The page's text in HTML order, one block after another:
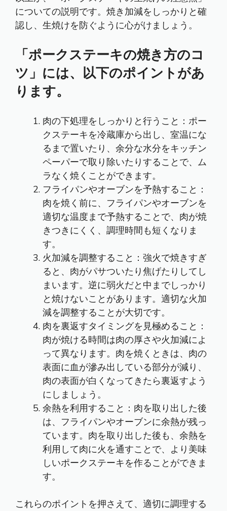
についての説明です。焼き加減をしっかりと確
認し、生焼けを防ぐように心がけましょう。
「ポークステーキの焼き方のコ
ツ」には、以下のポイントがあ
ります。
肉の下処理をしっかりと行うこと：ポー
クステーキを冷蔵庫から出し、室温にな
るまで置いたり、余分な水分をキッチン
ペーパーで取り除いたりすることで、ム
ラなく焼くことができます。
フライパンやオーブンを予熱すること：
肉を焼く前に、フライパンやオーブンを
適切な温度まで予熱することで、肉が焼
きつきにくく、調理時間も短くなりま
す。
火加減を調整すること：強火で焼きすぎ
ると、肉がパサついたり焦げたりしてし
まいます。逆に弱火だと中までしっかり
と焼けないことがあります。適切な火加
減を調整することが大切です。
肉を裏返すタイミングを見極めること：
肉が焼ける時間は肉の厚さや火加減によ
って異なります。肉を焼くときは、肉の
表面に血が滲み出している部分が減り、
肉の表面が白くなってきたら裏返すよう
にしましょう。
余熱を利用すること：肉を取り出した後
は、フライパンやオーブンに余熱が残っ
ています。肉を取り出した後も、余熱を
利用して肉に火を通すことで、より美味
しいポークステーキを作ることができま
す。
これらのポイントを押さえて、適切に調理する